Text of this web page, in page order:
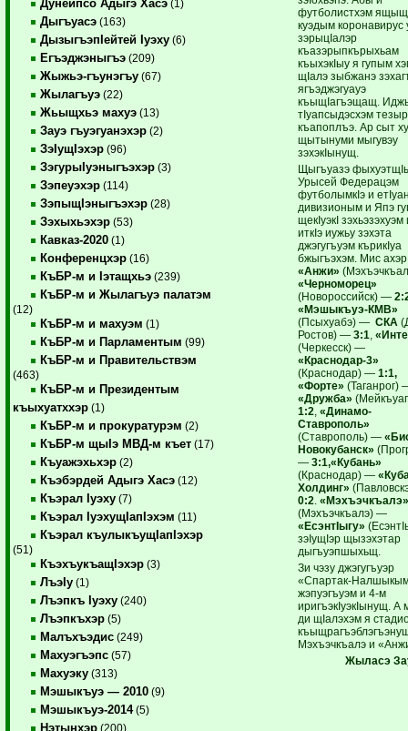
Дунейпсо Адыгэ Хасэ (1)
Дыгъуасэ (163)
ДызыгъэпIейтей Iуэху (6)
Егъэджэныгъэ (209)
Жыжьэ-гъунэгъу (67)
Жылагъуэ (22)
Жьыщхьэ махуэ (13)
Зауэ гъуэгуанэхэр (2)
ЗэIущIэхэр (96)
ЗэгурыIуэныгъэхэр (3)
Зэпеуэхэр (114)
ЗэпыщIэныгъэхэр (28)
Зэхыхьэхэр (53)
Кавказ-2020 (1)
Конференцхэр (16)
КъБР-м и Iэтащхьэ (239)
КъБР-м и Жылагъуэ палатэм
(12)
КъБР-м и махуэм (1)
КъБР-м и Парламентым (99)
КъБР-м и Правительствэм
(463)
КъБР-м и Президентым
къыхуатххэр (1)
КъБР-м и прокуратурэм (2)
КъБР-м щыIэ МВД-м къет (17)
Къуажэхьхэр (2)
Къэбэрдей Адыгэ Хасэ (12)
Къэрал Iуэху (7)
Къэрал IуэхущIапIэхэм (11)
Къэрал къулыкъущIапIэхэр
(51)
КъэхъукъащIэхэр (3)
ЛъэIу (1)
Лъэпкъ Iуэху (240)
Лъэпкъхэр (5)
Малъхъэдис (249)
Махуэгъэпс (57)
Махуэку (313)
Мэшыкъуэ — 2010 (9)
Мэшыкъуэ-2014(5)
Нэтынхэр (200)
футболистхэм ящыщ
куэдым коронавирус
зэрыцIалэр
къазэрыпкърыхьам
къыхэкIыу я гупым
щIалэ зыбжанэ
ягъэджэгуауэ
къыщIагъэщащ.
тIуапсыдэсхэм тезыр
къапоплъэ. Ар сыт
щытынуми мыгувэу
зэхэкIынущ.
Щыгъуазэ
Урысей Федерацэм
футболымкIэ и
дивизионым и Япэ
щекIуэкI зэхьэзэхуэм
иткIэ иужьу зэхэта
джэгугъуэм кърикIуа
бжыгъэхэм. Мис
«Анжи»
«Черноморец»
(Новороссийск) —
«Мэшыкъуэ-КМВ»
(Псыхуабэ) —СКА
Ростов) —3:1 ,
(Черкесск) —
«Краснодар-3»
(Краснодар) —1:1,
«Форте» (Таганрог)
«Дружба»
1:2 ,«Динамо-
Ставрополь»
(Ставрополь) —
Новокубанск»
—3:1,«Кубань»
(Краснодар) —
Холдинг»
0:2 .
(Мэхъэчкъалэ) —
«ЕсэнтIыгу»
зэIущIэр щызэхэтар
дыгъуэпшыхьщ.
Зи чэзу джэгугъуэр
«Спартак-
жэпуэгъуэм и 4-м
иригъэкIуэкIынущ. А
ди щIалэхэм я
Мэхъэчкъалэ и
Жыласэ